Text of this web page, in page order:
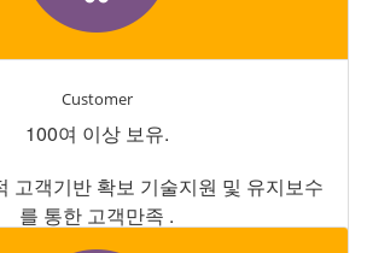
Customer
100여 이상 보유.
고객기반 확보 기술지원 및 유지보수
를 통한 고객만족 .